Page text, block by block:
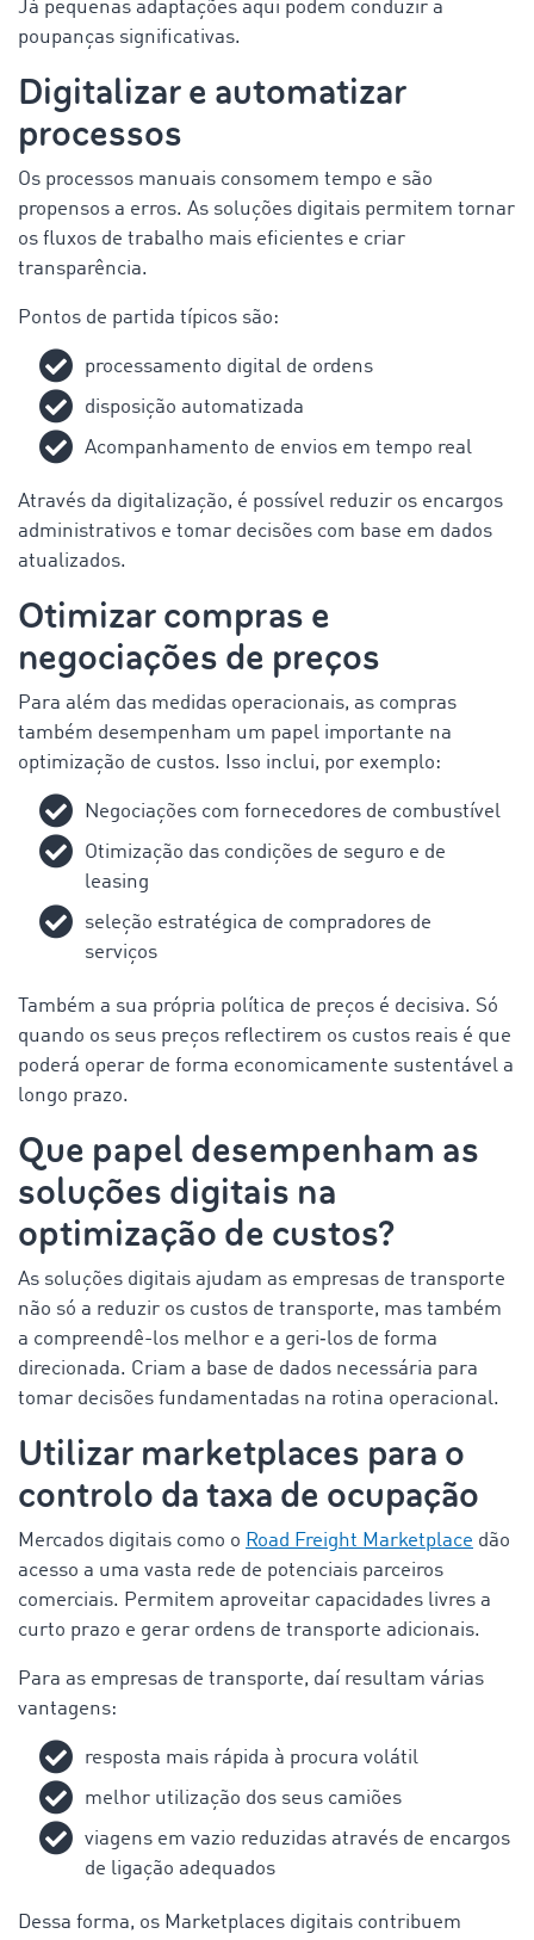
Já pequenas adaptações aqui podem conduzir a
poupanças significativas.
Digitalizar e automatizar
processos
Os processos manuais consomem tempo e são
propensos a erros. As soluções digitais permitem tornar
os fluxos de trabalho mais eficientes e criar
transparência.
Pontos de partida típicos são:
processamento digital de ordens
disposição automatizada
Acompanhamento de envios em tempo real
Através da digitalização, é possível reduzir os encargos
administrativos e tomar decisões com base em dados
atualizados.
Otimizar compras e
negociações de preços
Para além das medidas operacionais, as compras
também desempenham um papel importante na
optimização de custos. Isso inclui, por exemplo:
Negociações com fornecedores de combustível
Otimização das condições de seguro e de
leasing
seleção estratégica de compradores de
serviços
Também a sua própria política de preços é decisiva. Só
quando os seus preços reflectirem os custos reais é que
poderá operar de forma economicamente sustentável a
longo prazo.
Que papel desempenham as
soluções digitais na
optimização de custos?
As soluções digitais ajudam as empresas de transporte
não só a reduzir os custos de transporte, mas também
a compreendê-los melhor e a geri‑los de forma
direcionada. Criam a base de dados necessária para
tomar decisões fundamentadas na rotina operacional.
Utilizar marketplaces para o
controlo da taxa de ocupação
Mercados digitais como o Road Freight Marketplace dão
acesso a uma vasta rede de potenciais parceiros
comerciais. Permitem aproveitar capacidades livres a
curto prazo e gerar ordens de transporte adicionais.
Para as empresas de transporte, daí resultam várias
vantagens:
resposta mais rápida à procura volátil
melhor utilização dos seus camiões
viagens em vazio reduzidas através de encargos
de ligação adequados
Dessa forma, os Marketplaces digitais contribuem